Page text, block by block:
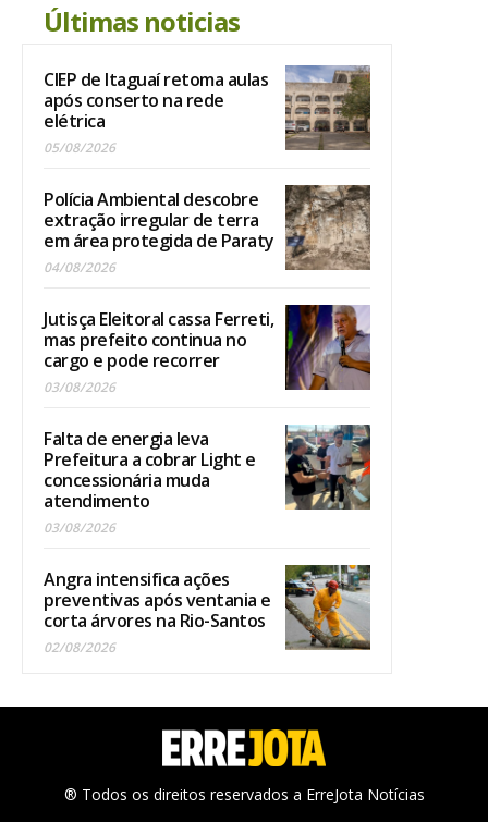
Últimas noticias
CIEP de Itaguaí retoma aulas
após conserto na rede
elétrica
05/08/2026
Polícia Ambiental descobre
extração irregular de terra
em área protegida de Paraty
04/08/2026
Jutisça Eleitoral cassa Ferreti,
mas prefeito continua no
cargo e pode recorrer
03/08/2026
Falta de energia leva
Prefeitura a cobrar Light e
concessionária muda
atendimento
03/08/2026
Angra intensifica ações
preventivas após ventania e
corta árvores na Rio-Santos
02/08/2026
® Todos os direitos reservados a ErreJota Notícias